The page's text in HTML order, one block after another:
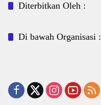
Diterbitkan Oleh :
Di bawah Organisasi :